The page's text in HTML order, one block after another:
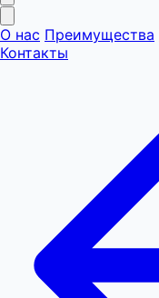
О нас Преимущества
Контакты